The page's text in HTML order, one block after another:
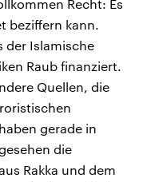
Recht: Es
beziffern kann.
der Islamische
Raub finanziert.
Quellen, die
gerade in
die
Rakka und dem